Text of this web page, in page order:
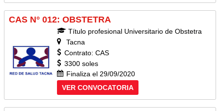
CAS N° 012: OBSTETRA
Título profesional Universitario de Obstetra
Tacna
Contrato: CAS
3300 soles
Finaliza el 29/09/2020
VER CONVOCATORIA